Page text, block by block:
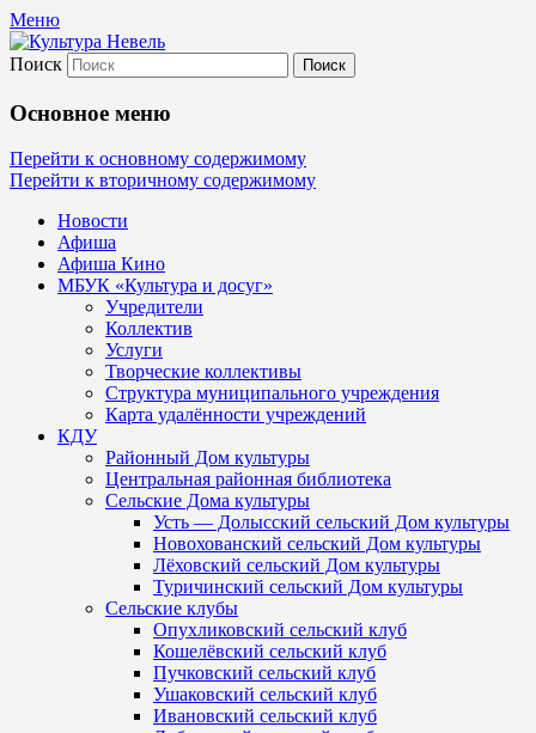
Меню
Культура Невель
МБУК Невельского района "Культура
и досуг"
Поиск
Основное меню
Перейти к основному содержимому
Перейти к вторичному содержимому
Новости
Афиша
Афиша Кино
МБУК «Культура и досуг»
Учредители
Коллектив
Услуги
Творческие коллективы
Структура муниципального учреждения
Карта удалённости учреждений
КДУ
Районный Дом культуры
Центральная районная библиотека
Сельские Дома культуры
Усть — Долысский сельский Дом культуры
Новохованский сельский Дом культуры
Лёховский сельский Дом культуры
Туричинский сельский Дом культуры
Сельские клубы
Опухликовский сельский клуб
Кошелёвский сельский клуб
Пучковский сельский клуб
Ушаковский сельский клуб
Ивановский сельский клуб